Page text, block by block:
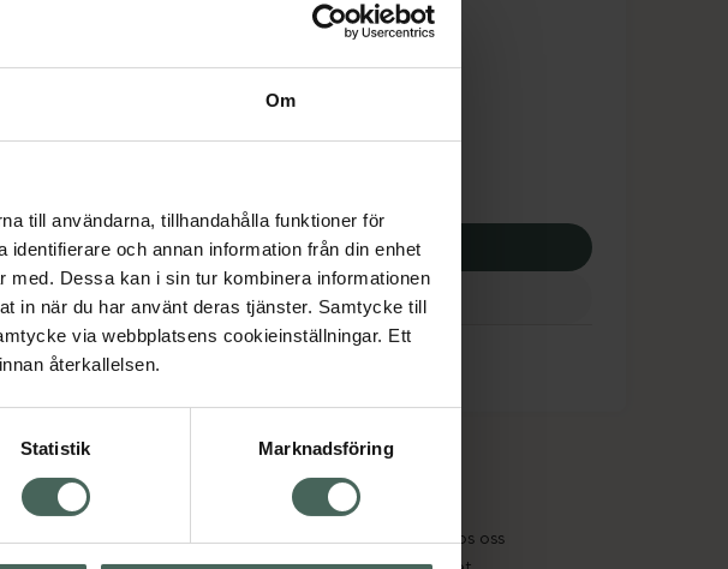
Om
till användarna, tillhandahålla funktioner för
och annan information från din enhet
Dessa kan i sin tur kombinera informationen
in när du har använt deras tjänster. Samtycke till
via webbplatsens cookieinställningar. Ett
återkallelsen.
Statistik Marknadsföring
Pris med recept
Högkostnadsskyddet gäller
64,49 kr
Köp via ditt recept
erbjudanden
Om recept och läkemedel
Jobba hos oss